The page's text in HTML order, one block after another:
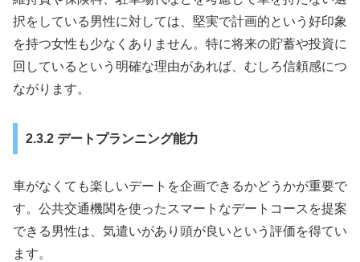
択をしている男性に対しては、堅実で計画的という好印象
を持つ女性も少なくありません。特に将来の貯蓄や投資に
回しているという明確な理由があれば、むしろ信頼感につ
ながります。
2.3.2 デートプランニング能力
車がなくても楽しいデートを企画できるかどうかが重要で
す。公共交通機関を使ったスマートなデートコースを提案
できる男性は、気遣いがあり頭が良いという評価を得てい
ます。